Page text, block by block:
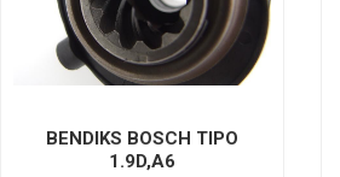
BENDIKS BOSCH TIPO
1.9D,A6